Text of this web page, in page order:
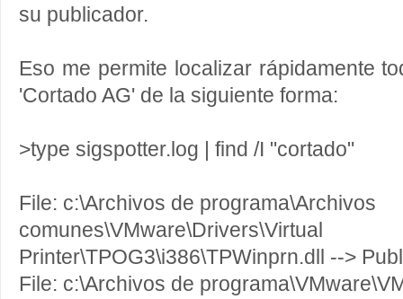
su publicador.
Eso me permite localizar rápidamente
'Cortado AG' de la siguiente forma:
>type sigspotter.log | find /I "cortado"
File: c:\Archivos de programa\Archivos
comunes\VMware\Drivers\Virtual
Printer\TPOG3\i386\TPWinprn.dll -->
File: c:\Archivos de